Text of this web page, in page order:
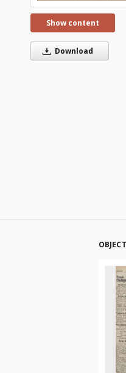
Show content
Download